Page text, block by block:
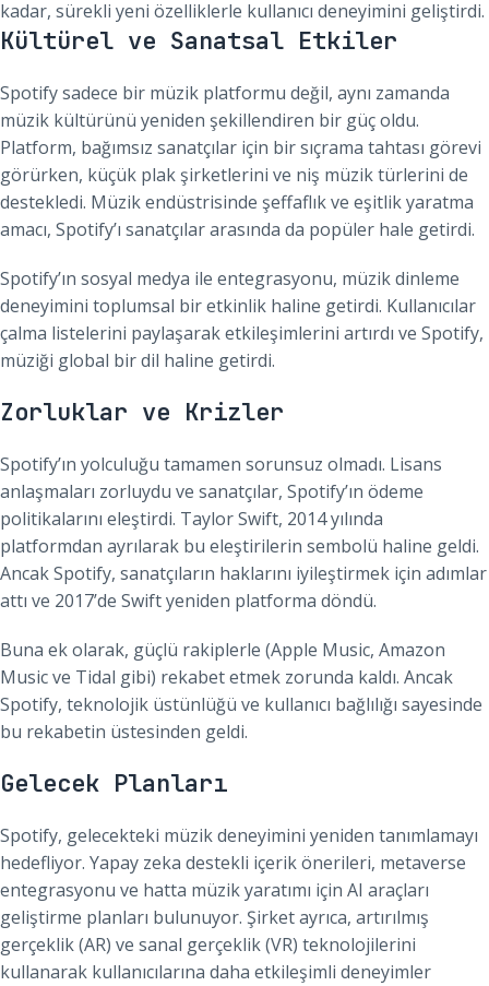
kadar, sürekli yeni özelliklerle kullanıcı deneyimini geliştirdi.
Kültürel ve Sanatsal Etkiler
Spotify sadece bir müzik platformu değil, aynı zamanda
müzik kültürünü yeniden şekillendiren bir güç oldu.
Platform, bağımsız sanatçılar için bir sıçrama tahtası görevi
görürken, küçük plak şirketlerini ve niş müzik türlerini de
destekledi. Müzik endüstrisinde şeffaflık ve eşitlik yaratma
amacı, Spotify’ı sanatçılar arasında da popüler hale getirdi.
Spotify’ın sosyal medya ile entegrasyonu, müzik dinleme
deneyimini toplumsal bir etkinlik haline getirdi. Kullanıcılar
çalma listelerini paylaşarak etkileşimlerini artırdı ve Spotify,
müziği global bir dil haline getirdi.
Zorluklar ve Krizler
Spotify’ın yolculuğu tamamen sorunsuz olmadı. Lisans
anlaşmaları zorluydu ve sanatçılar, Spotify’ın ödeme
politikalarını eleştirdi. Taylor Swift, 2014 yılında
platformdan ayrılarak bu eleştirilerin sembolü haline geldi.
Ancak Spotify, sanatçıların haklarını iyileştirmek için adımlar
attı ve 2017’de Swift yeniden platforma döndü.
Buna ek olarak, güçlü rakiplerle (Apple Music, Amazon
Music ve Tidal gibi) rekabet etmek zorunda kaldı. Ancak
Spotify, teknolojik üstünlüğü ve kullanıcı bağlılığı sayesinde
bu rekabetin üstesinden geldi.
Gelecek Planları
Spotify, gelecekteki müzik deneyimini yeniden tanımlamayı
hedefliyor. Yapay zeka destekli içerik önerileri, metaverse
entegrasyonu ve hatta müzik yaratımı için AI araçları
geliştirme planları bulunuyor. Şirket ayrıca, artırılmış
gerçeklik (AR) ve sanal gerçeklik (VR) teknolojilerini
kullanarak kullanıcılarına daha etkileşimli deneyimler